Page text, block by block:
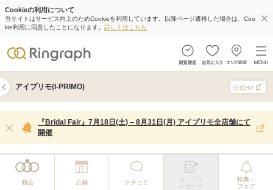
Cookieの利用について
当サイトはサービス向上のためCookieを利用しています。以降ページ遷移した場合は、Coo
kie利用に同意したことになります。 詳しくはこちら
アイプリモ(I-PRIMO) 公式HP
『Bridal Fair』7月18日(土) – 8月31日(月) アイプリモ全店舗にて
開催
商品 店舗 クチコミ
カップル
レポート
特典・
フェア